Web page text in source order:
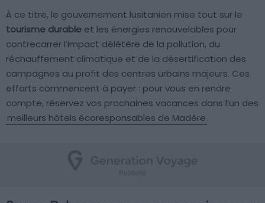
À ce titre, le gouvernement lusitanien mise tout sur le
tourisme durable et les énergies renouvelables pour
contrecarrer l’impact délétère de la pollution, du
réchauffement climatique et de la désertification des
campagnes au profit des centres urbains majeurs. Ces
efforts commencent à payer : pour vous en rendre
compte, réservez vos prochaines vacances dans l’un des
meilleurs hôtels écoresponsables de Madère.